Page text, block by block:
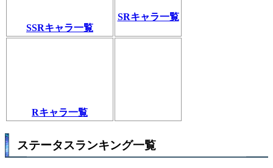
SSRキャラ一覧
SRキャラ一覧
Rキャラ一覧
ステータスランキング一覧